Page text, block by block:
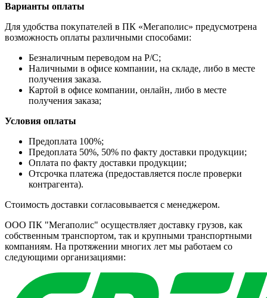
Варианты оплаты
Для удобства покупателей в ПК «Мегаполис» предусмотрена
возможность оплаты различными способами:
Безналичным переводом на Р/С;
Наличными в офисе компании, на складе, либо в месте
получения заказа.
Картой в офисе компании, онлайн, либо в месте
получения заказа;
Условия оплаты
Предоплата 100%;
Предоплата 50%, 50% по факту доставки продукции;
Оплата по факту доставки продукции;
Отсрочка платежа (предоставляется после проверки
контрагента).
Стоимость доставки согласовывается с менеджером.
ООО ПК "Мегаполис" осуществляет доставку грузов, как
собственным транспортом, так и крупными транспортными
компаниям. На протяжении многих лет мы работаем со
следующими организациями: